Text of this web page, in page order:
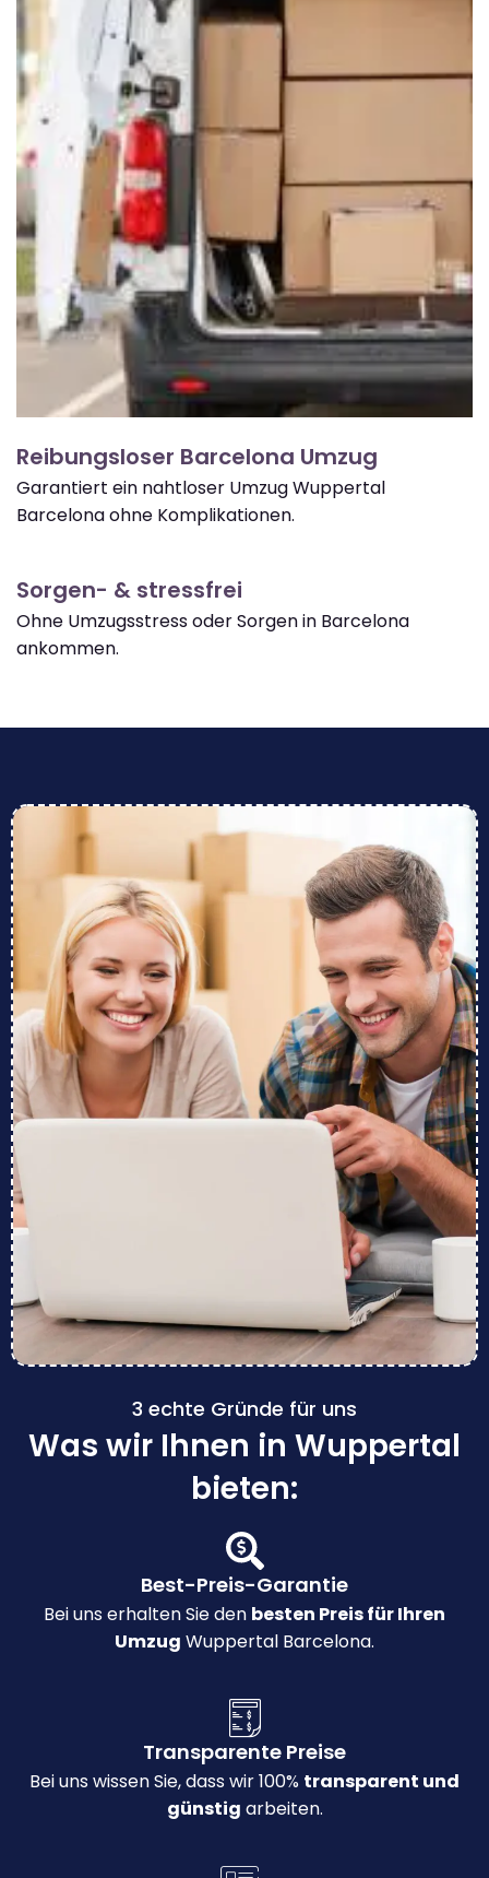
Reibungsloser Barcelona Umzug
Garantiert ein nahtloser Umzug Wuppertal
Barcelona ohne Komplikationen.
Sorgen- & stressfrei
Ohne Umzugsstress oder Sorgen in Barcelona
ankommen.
3 echte Gründe für uns
Was wir Ihnen in Wuppertal
bieten:
Best-Preis-Garantie
Bei uns erhalten Sie den besten Preis für Ihren
Umzug Wuppertal Barcelona.
Transparente Preise
Bei uns wissen Sie, dass wir 100% transparent und
günstig arbeiten.